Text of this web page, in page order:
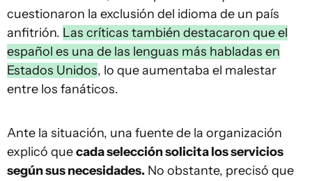
cuestionaron la exclusión del idioma de un país
anfitrión. Las críticas también destacaron que el
español es una de las lenguas más habladas en
Estados Unidos, lo que aumentaba el malestar
entre los fanáticos.
Ante la situación, una fuente de la organización
explicó quecada selección solicita los servicios
según sus necesidades. No obstante, precisó que